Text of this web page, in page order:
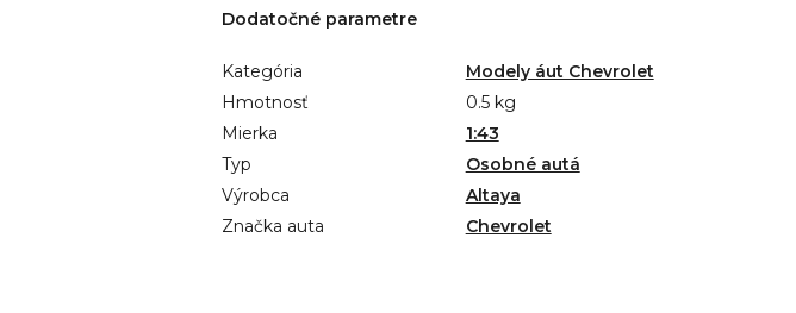
Dodatočné parametre
Kategória
Modely áut Chevrolet
Hmotnosť
0.5 kg
Mierka
1:43
Typ
Osobné autá
Výrobca
Altaya
Značka auta
Chevrolet